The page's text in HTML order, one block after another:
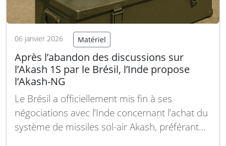
06 janvier 2026 Matériel
Après l’abandon des discussions sur
l’Akash 1S par le Brésil, l’Inde propose
l’Akash-NG
Le Brésil a officiellement mis fin à ses
négociations avec l’Inde concernant l’achat du
système de missiles sol-air Akash, préférant